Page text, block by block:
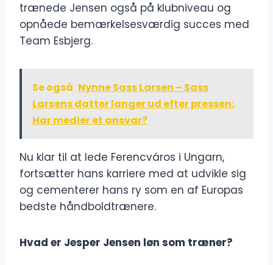
trænede Jensen også på klubniveau og
opnåede bemærkelsesværdig succes med
Team Esbjerg.
Se også Nynne Sass Larsen – Sass
Larsens datter langer ud efter pressen:
Har medier et ansvar?
Nu klar til at lede Ferencváros i Ungarn,
fortsætter hans karriere med at udvikle sig
og cementerer hans ry som en af ​​Europas
bedste håndboldtrænere.
Hvad er Jesper Jensen løn som træner?